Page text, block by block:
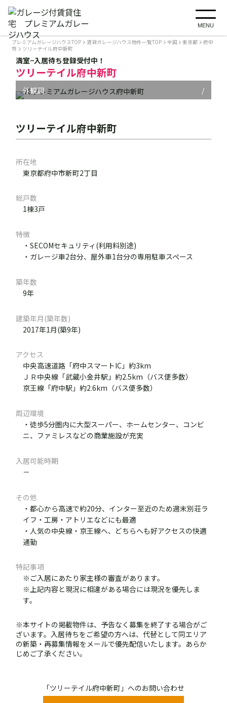
MENU
プレミアムガレージハウスTOP 賃貸ガレージハウス物件一覧TOP 全国 東京都
府中
市
ツリーテイル府中新町
満室−入居待ち登録受付中！
ツリーテイル府中新町
/
外観図
ツリーテイル府中新町
所在地
東京都府中市新町2丁目
総戸数
1棟3戸
特徴
・SECOMセキュリティ(利用料別途)
・ガレージ車2台分、屋外車1台分の専用駐車スペース
築年数
9年
建築年月(築年数)
2017年1月(築9年)
アクセス
中央高速道路「府中スマートIC」約3km
ＪＲ中央線「武蔵小金井駅」約2.5km（バス便多数）
京王線「府中駅」約2.6km（バス便多数）
周辺環境
・徒歩5分圏内に大型スーパー、ホームセンター、コンビ
ニ、ファミレスなどの商業施設が充実
入居可能時期
－
その他
・都心から高速で約20分、インター至近のため週末別荘ラ
イフ・工房・アトリエなどにも最適
・人気の中央線・京王線へ、どちらへも好アクセスの快適
通勤
特記事項
※ご入居にあたり家主様の審査があります。
※上記内容と現況に相違がある場合には現況を優先しま
す。
※本サイトの掲載物件は、予告なく募集を終了する場合がご
ざいます。入居待ちをご希望の方へは、代替として同エリア
の新築・再募集情報をメールで優先配信いたします。あらか
じめご了承ください。
「ツリーテイル府中新町」へのお問い合わせ